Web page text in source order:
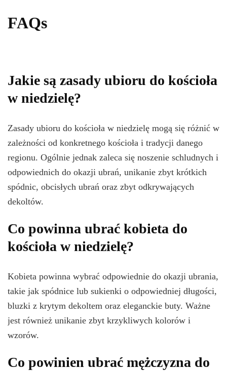
FAQs
Jakie są zasady ubioru do kościoła
w niedzielę?
Zasady ubioru do kościoła w niedzielę mogą się różnić w
zależności od konkretnego kościoła i tradycji danego
regionu. Ogólnie jednak zaleca się noszenie schludnych i
odpowiednich do okazji ubrań, unikanie zbyt krótkich
spódnic, obcisłych ubrań oraz zbyt odkrywających
dekoltów.
Co powinna ubrać kobieta do
kościoła w niedzielę?
Kobieta powinna wybrać odpowiednie do okazji ubrania,
takie jak spódnice lub sukienki o odpowiedniej długości,
bluzki z krytym dekoltem oraz eleganckie buty. Ważne
jest również unikanie zbyt krzykliwych kolorów i
wzorów.
Co powinien ubrać mężczyzna do